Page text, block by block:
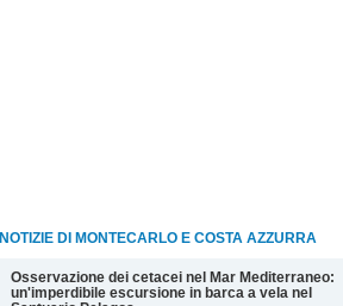
NOTIZIE DI MONTECARLO E COSTA AZZURRA
Osservazione dei cetacei nel Mar Mediterraneo:
un'imperdibile escursione in barca a vela nel